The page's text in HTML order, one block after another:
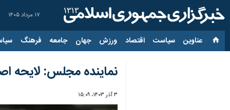
۱۷ مرداد ۱۴۰۵
عناوین‌ سیاست اقتصاد ورزش جهان جامعه فرهنگ
نماینده مجلس: لایحه
۳ آذر ۱۴۰۳، ۱۵:۰۹